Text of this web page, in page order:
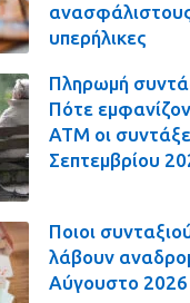
υπερήλικες
Πληρωμή
Πότε
ΑΤΜ οι
Σεπτεμβρίου
Ποιοι
λάβουν
Αύγουστο 2026